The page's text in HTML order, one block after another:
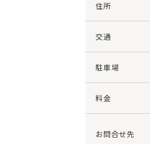
住所
交通
駐車場
料金
お問合せ先